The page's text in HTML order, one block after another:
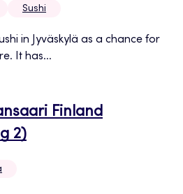
Sushi
in Jyväskylä as a chance for
It has...
Finland
2)